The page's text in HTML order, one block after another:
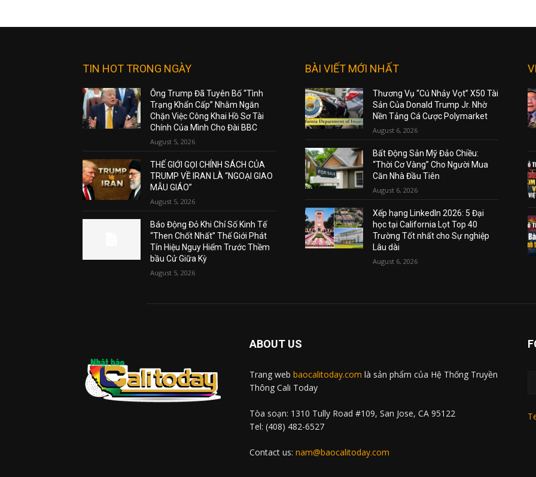
TIN HOT TRONG NGÀY
Ông Trump Đã Tuyên Bố “Tình
Trạng Khẩn Cấp” Nhằm Ngăn
Chặn Việc Công Khai Hồ Sơ Tài
Chính Của Mình Cho Đài BBC
August 5, 2026
THẾ GIỚI GỌI CHÍNH SÁCH CỦA
TRUMP VỀ IRAN LÀ “NGOẠI GIAO
MẪU GIÁO”
August 5, 2026
Báo Động Đỏ Khi Chỉ Số Kinh Tế
“Then Chốt Nhất” Thế Giới Phát
Tín Hiệu Nguy Hiểm Trước Thềm
bầu Cử Giữa Kỳ
August 5, 2026
BÀI VIẾT MỚI NHẤT
Thương Vụ “Cú Nhảy Vọt” X50 Tài
Sản Của Donald Trump Jr. Nhờ
Nền Tảng Cá Cược Polymarket
August 6, 2026
Bất Động Sản Mỹ Đảo Chiều:
“Thời Cơ Vàng” Cho Người Mua
Căn Nhà Đầu Tiên
August 6, 2026
Xếp hạng LinkedIn 2026: 5 Đại
học tại California Lọt Top 40
Trường Tốt nhất cho Sự nghiệp
Lâu dài
August 6, 2026
ABOUT US
Trang web baocalitoday.com là sản phẩm của Hệ Thống Truyền
Thông Cali Today
Tòa soạn: 1310 Tully Road #109, San Jose, CA 95122
Tel: (408) 482-6527
Contact us: nam@baocalitoday.com